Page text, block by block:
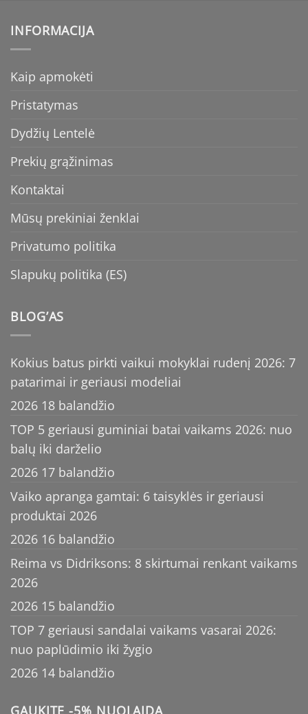
INFORMACIJA
Kaip apmokėti
Pristatymas
Dydžių Lentelė
Prekių grąžinimas
Kontaktai
Mūsų prekiniai ženklai
Privatumo politika
Slapukų politika (ES)
BLOG’AS
Kokius batus pirkti vaikui mokyklai rudenį 2026: 7
patarimai ir geriausi modeliai
2026 18 balandžio
TOP 5 geriausi guminiai batai vaikams 2026: nuo
balų iki darželio
2026 17 balandžio
Vaiko apranga gamtai: 6 taisyklės ir geriausi
produktai 2026
2026 16 balandžio
Reima vs Didriksons: 8 skirtumai renkant vaikams
2026
2026 15 balandžio
TOP 7 geriausi sandalai vaikams vasarai 2026:
nuo paplūdimio iki žygio
2026 14 balandžio